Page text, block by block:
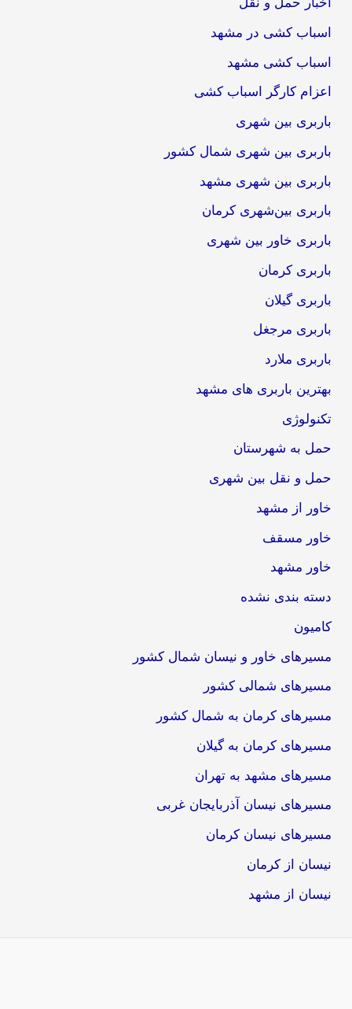
اسباب کشی در مشهد
اسباب کشی مشهد
اعزام کارگر اسباب کشی
باربری بین شهری
باربری بین شهری شمال کشور
باربری بین شهری مشهد
باربری بین‌شهری کرمان
باربری خاور بین شهری
باربری کرمان
باربری گیلان
باربری مرجغل
باربری ملارد
بهترین باربری های مشهد
تکنولوژی
حمل به شهرستان
حمل و نقل بین شهری
خاور از مشهد
خاور مسقف
خاور مشهد
دسته بندی نشده
کامیون
مسیرهای خاور و نیسان شمال کشور
مسیرهای شمالی کشور
مسیرهای کرمان به شمال کشور
مسیرهای کرمان به گیلان
مسیرهای مشهد به تهران
مسیرهای نیسان آذربایجان غربی
مسیرهای نیسان کرمان
نیسان از کرمان
نیسان از مشهد